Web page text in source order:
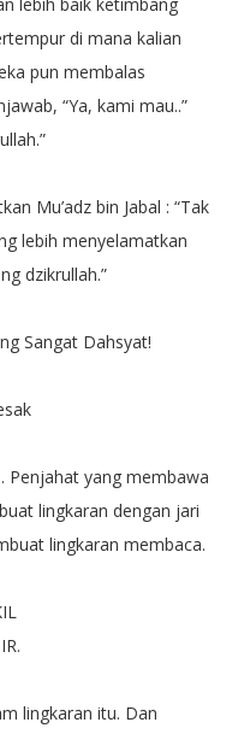
lebih baik ketimbang
di mana kalian
pun membalas
“Ya, kami mau..”
Mu’adz bin Jabal : “Tak
lebih menyelamatkan
dzikrullah.”
Sangat Dahsyat!
Penjahat yang membawa
lingkaran dengan jari
lingkaran membaca.
lingkaran itu. Dan